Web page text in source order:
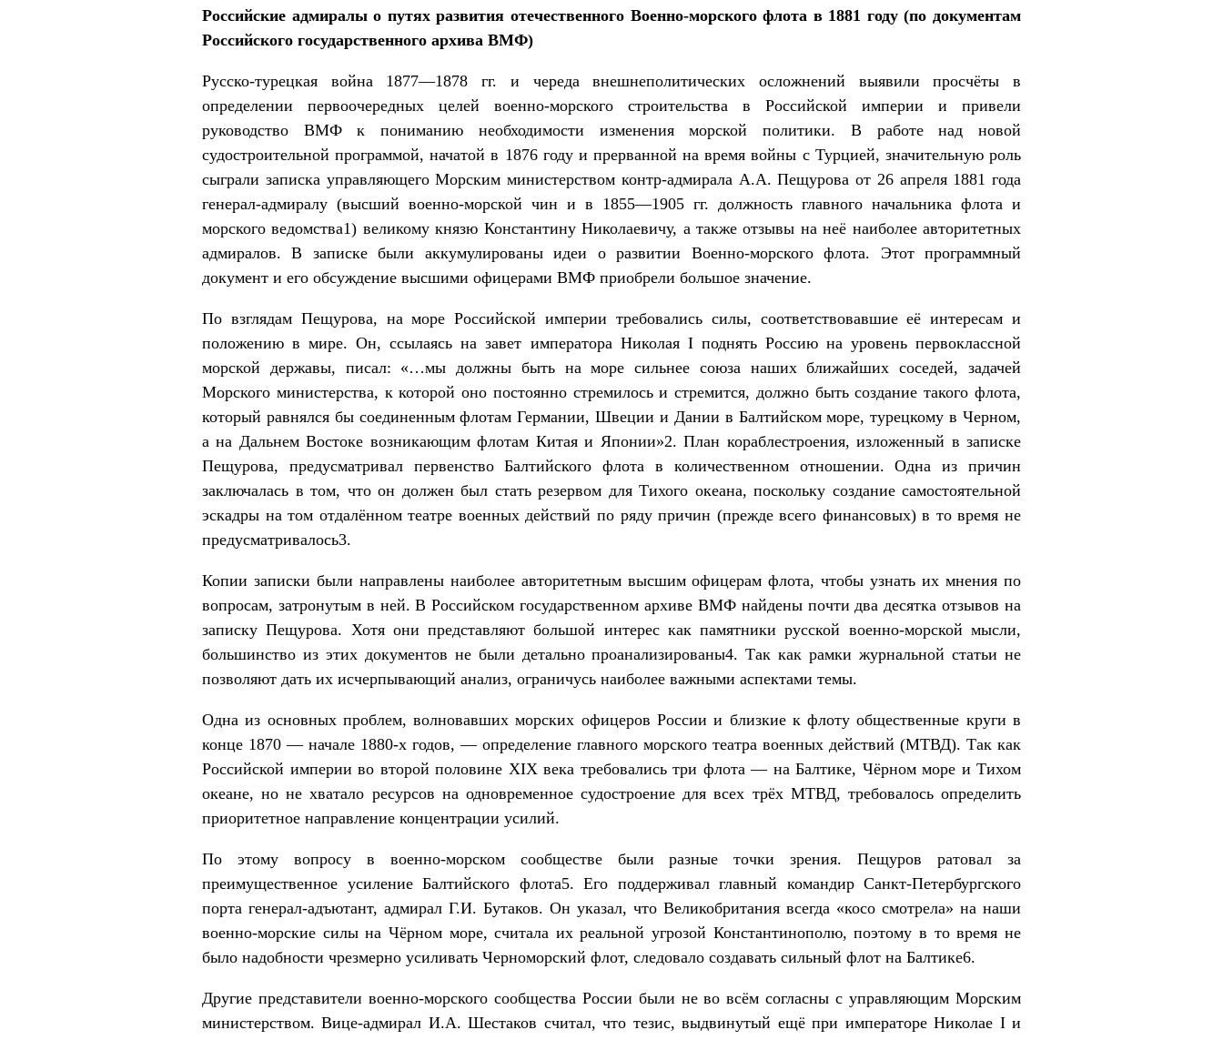
Российские адмиралы о путях развития отечественного Военно-морского флота в 1881 году (по документам
Российского государственного архива ВМФ)
Русско-турецкая война 1877—1878 гг. и череда внешнеполитических осложнений выявили просчёты в
определении первоочередных целей военно-морского строительства в Российской империи и привели
руководство ВМФ к пониманию необходимости изменения морской политики. В работе над новой
судостроительной программой, начатой в 1876 году и прерванной на время войны с Турцией, значительную роль
сыграли записка управляющего Морским министерством контр-адмирала А.А. Пещурова от 26 апреля 1881 года
генерал-адмиралу (высший военно-морской чин и в 1855—1905 гг. должность главного начальника флота и
морского ведомства1) великому князю Константину Николаевичу, а также отзывы на неё наиболее авторитетных
адмиралов. В записке были аккумулированы идеи о развитии Военно-морского флота. Этот программный
документ и его обсуждение высшими офицерами ВМФ приобрели большое значение.
По взглядам Пещурова, на море Российской империи требовались силы, соответствовавшие её интересам и
положению в мире. Он, ссылаясь на завет императора Николая I поднять Россию на уровень первоклассной
морской державы, писал: «…мы должны быть на море сильнее союза наших ближайших соседей, задачей
Морского министерства, к которой оно постоянно стремилось и стремится, должно быть создание такого флота,
который равнялся бы соединенным флотам Германии, Швеции и Дании в Балтийском море, турецкому в Черном,
а на Дальнем Востоке возникающим флотам Китая и Японии»2. План кораблестроения, изложенный в записке
Пещурова, предусматривал первенство Балтийского флота в количественном отношении. Одна из причин
заключалась в том, что он должен был стать резервом для Тихого океана, поскольку создание самостоятельной
эскадры на том отдалённом театре военных действий по ряду причин (прежде всего финансовых) в то время не
предусматривалось3.
Копии записки были направлены наиболее авторитетным высшим офицерам флота, чтобы узнать их мнения по
вопросам, затронутым в ней. В Российском государственном архиве ВМФ найдены почти два десятка отзывов на
записку Пещурова. Хотя они представляют большой интерес как памятники русской военно-морской мысли,
большинство из этих документов не были детально проанализированы4. Так как рамки журнальной статьи не
позволяют дать их исчерпывающий анализ, ограничусь наиболее важными аспектами темы.
Одна из основных проблем, волновавших морских офицеров России и близкие к флоту общественные круги в
конце 1870 — начале 1880-х годов, — определение главного морского театра военных действий (МТВД). Так как
Российской империи во второй половине XIX века требовались три флота — на Балтике, Чёрном море и Тихом
океане, но не хватало ресурсов на одновременное судостроение для всех трёх МТВД, требовалось определить
приоритетное направление концентрации усилий.
По этому вопросу в военно-морском сообществе были разные точки зрения. Пещуров ратовал за
преимущественное усиление Балтийского флота5. Его поддерживал главный командир Санкт-Петербургского
порта генерал-адъютант, адмирал Г.И. Бутаков. Он указал, что Великобритания всегда «косо смотрела» на наши
военно-морские силы на Чёрном море, считала их реальной угрозой Константинополю, поэтому в то время не
было надобности чрезмерно усиливать Черноморский флот, следовало создавать сильный флот на Балтике6.
Другие представители военно-морского сообщества России были не во всём согласны с управляющим Морским
министерством. Вице-адмирал И.А. Шестаков считал, что тезис, выдвинутый ещё при императоре Николае I и